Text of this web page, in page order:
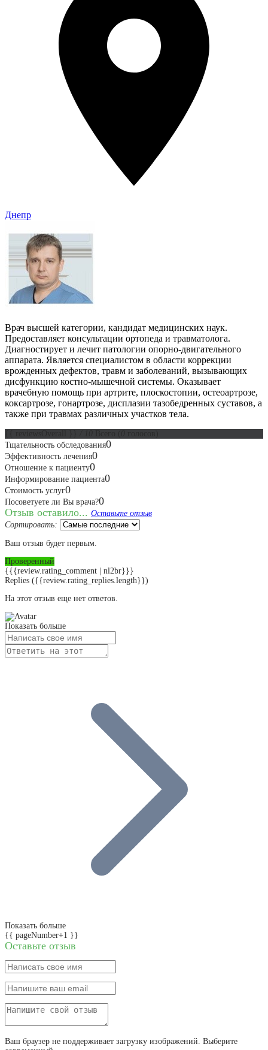
Днепр
Врач высшей категории, кандидат медицинских наук.
Предоставляет консультации ортопеда и травматолога.
Диагностирует и лечит патологии опорно-двигательного
аппарата. Является специалистом в области коррекции
врожденных дефектов, травм и заболеваний, вызывающих
дисфункцию костно-мышечной системы. Оказывает
врачебную помощь при артрите, плоскостопии, остеоартрозе,
коксартрозе, гонартрозе, дисплазии тазобедренных суставов, а
также при травмах различных участков тела.
Тщательность обследования0
Эффективность лечения0
Отношение к пациенту0
Информирование пациента0
Стоимость услуг0
Посоветуете ли Вы врача?0
Отзыв оставило... Оставьте отзыв
Сортировать:
Ваш отзыв будет первым.
Проверенный
{{{review.rating_comment | nl2br}}}
Replies ({{review.rating_replies.length}})
На этот отзыв еще нет ответов.
Показать больше
Показать больше
{{ pageNumber+1 }}
Оставьте отзыв
Ваш браузер не поддерживает загрузку изображений. Выберите